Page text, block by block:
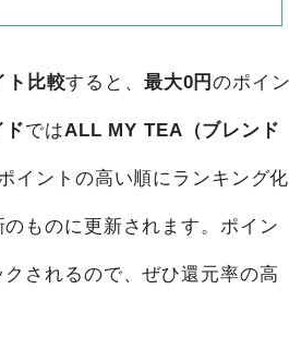
ト比較すると、最大0円のポイン
ド ではALL MY TEA（ブレンド
イントの高い順にランキング化
ものに更新されます。ポイン